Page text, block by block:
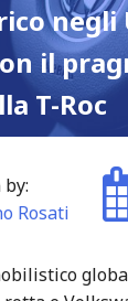
negli
il
T-Roc
Rosati